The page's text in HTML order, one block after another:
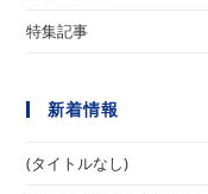
特集記事
新着情報
(タイトルなし)